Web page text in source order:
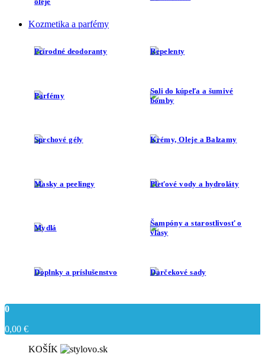
Kozmetika a parfémy
Prírodné deodoranty Repelenty
Parfémy
Soli do kúpeľa a šumivé
bomby
Sprchové gély Krémy, Oleje a Balzamy
Masky a peelingy Pleťové vody a hydroláty
Mydlá
Šampóny a starostlivosť o
vlasy
Doplnky a príslušenstvo Darčekové sady
0
0,00 €
KOŠÍK